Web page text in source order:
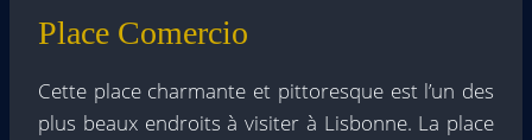
Place Comercio
Cette place charmante et pittoresque est l’un des
plus beaux endroits à visiter à Lisbonne. La place